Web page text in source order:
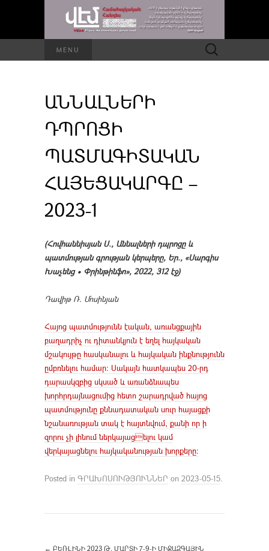
MENU Որոնել՝
ԱՆՆԱԼՆԵՐԻ
ԴՊՐՈՑԻ
ՊԱՏՄԱԳԻՏԱԿԱՆ
ՀԱՅԵՑԱԿԱՐԳԸ –
2023-1
(Հովհաննիսյան Ս., Աննալների դպրոցը և
պատմության գրության կերպերը, Եր., «Սարգիս
Խաչենց • Փրինթինֆո», 2022, 312 էջ)
Դավիթ Ռ. Մոսինյան
Հայոց պատմությունն էական, առանցքային
բաղադրիչ ու դիտանկյուն է եղել հայկական
մշակույթը հասկանալու և հայկական ինքնությունն
ըմբռնելու համար։ Սակայն հատկապես 20-րդ
դարասկզբից սկսած և առանձնապես
խորհրդայնացումից հետո շարադրված հայոց
պատմությունը քննադատական սուր հայացքի
նշանառության տակ է հայտնվում, քանի որ ի
զորու չի լինում ներկայացելու կամ
վերկայացնելու հայկականության խորքերը։
Posted in ԳՐԱԽՈՍՈՒԹՅՈՒՆՆԵՐ on 2023-05-15.
← ԲԵՌԼԻՆԻ 2023 Թ. ՄԱՐՏԻ 7-9-Ի ՄԻՋԱԶԳԱՅԻՆ